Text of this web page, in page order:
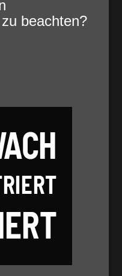
beachten?